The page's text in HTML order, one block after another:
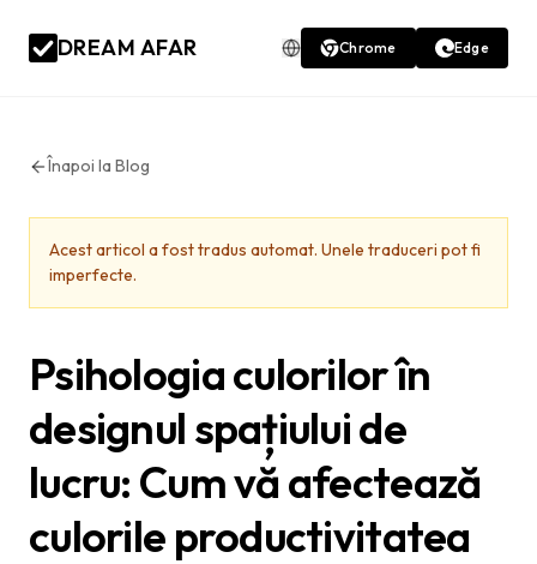
DREAM AFAR Chrome Edge
Înapoi la Blog
Acest articol a fost tradus automat. Unele traduceri pot fi
imperfecte.
Psihologia culorilor în
designul spațiului de
lucru: Cum vă afectează
culorile productivitatea